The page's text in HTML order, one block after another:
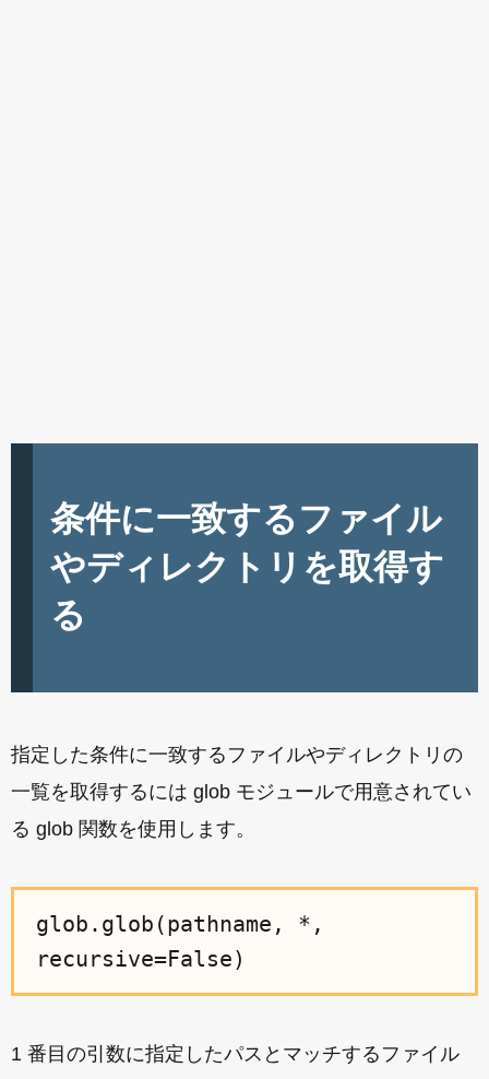
条件に一致するファイル
やディレクトリを取得す
る
指定した条件に一致するファイルやディレクトリの
一覧を取得するには glob モジュールで用意されてい
る glob 関数を使用します。
glob.glob(pathname, *,
recursive=False)
1 番目の引数に指定したパスとマッチするファイル